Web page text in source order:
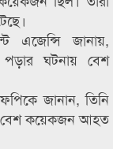
এজেন্সি জানায়,
পড়ার ঘটনায় বেশ
জানান, তিনি
বেশ কয়েকজন আহত